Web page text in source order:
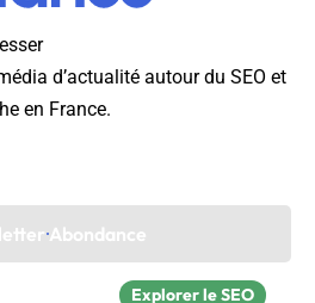
d’actualité autour du SEO et
en France.
Abondance
Explorer le SEO